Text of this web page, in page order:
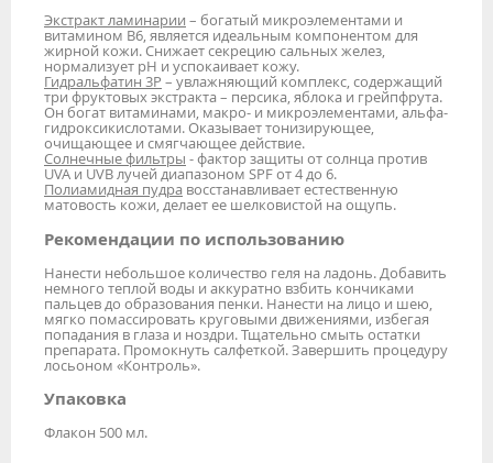
Экстракт ламинарии – богатый микроэлементами и
витамином В6, является идеальным компонентом для
жирной кожи. Снижает секрецию сальных желез,
нормализует рН и успокаивает кожу.
Гидральфатин 3Р – увлажняющий комплекс, содержащий
три фруктовых экстракта – персика, яблока и грейпфрута.
Он богат витаминами, макро- и микроэлементами, альфа-
гидроксикислотами. Оказывает тонизирующее,
очищающее и смягчающее действие.
Солнечные фильтры - фактор защиты от солнца против
UVA и UVB лучей диапазоном SPF от 4 до 6.
Полиамидная пудра восстанавливает естественную
матовость кожи, делает ее шелковистой на ощупь.
Рекомендации по использованию
Нанести небольшое количество геля на ладонь. Добавить
немного теплой воды и аккуратно взбить кончиками
пальцев до образования пенки. Нанести на лицо и шею,
мягко помассировать круговыми движениями, избегая
попадания в глаза и ноздри. Тщательно смыть остатки
препарата. Промокнуть салфеткой. Завершить процедуру
лосьоном «Контроль».
Упаковка
Флакон 500 мл.